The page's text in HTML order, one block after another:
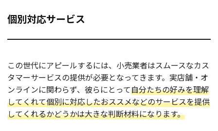
個別対応サービス
この世代にアピールするには、小売業者はスムースなカス
タマーサービスの提供が必要となってきます。実店舗・オ
ンラインに関わらず、彼らにとって自分たちの好みを理解
してくれて個別に対応したおススメなどのサービスを提供
してくれるかどうかは大きな判断材料になります。